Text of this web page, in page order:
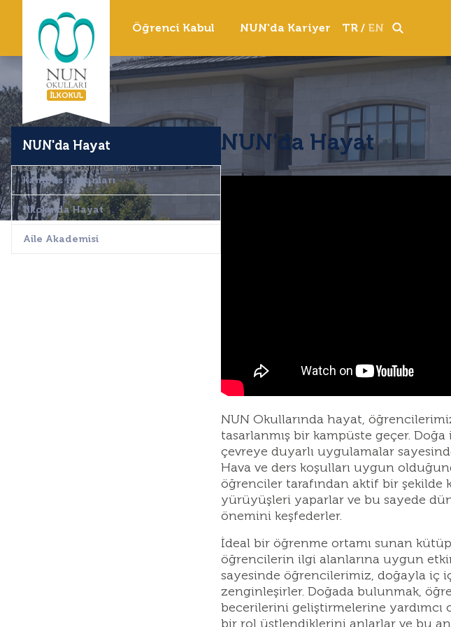
ILKOKUL
Öğrenci Kabul NUN'da Kariyer TR / EN
Anasayfa İlkokul NUN'da Hayat
NUN'da Hayat
Kampüs İmkanları
İlkokulda Hayat
Aile Akademisi
NUN'da Hayat
NUN Okullarında hayat,
tasarlanmış bir kampüste geçer.
çevreye duyarlı uygulamalar
Hava ve ders koşulları uygun
öğrenciler tarafından aktif bir şekilde
yürüyüşleri yaparlar ve bu sayede
önemini keşfederler.
İdeal bir öğrenme ortamı sunan
öğrencilerin ilgi alanlarına uygun
sayesinde öğrencilerimiz, doğayla iç
zenginleşirler. Doğada bulunmak,
becerilerini geliştirmelerine yardımcı
bir rol üstlendiklerini anlarlar ve bu